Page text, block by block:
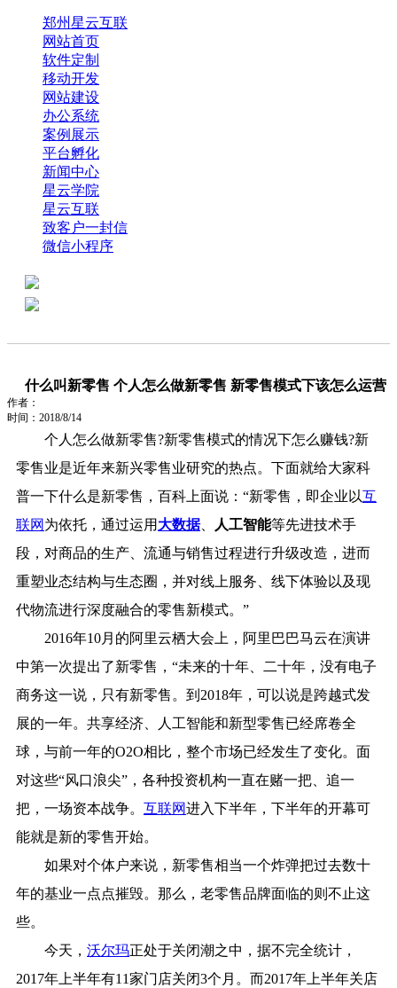
郑州星云互联
网站首页
软件定制
移动开发
网站建设
办公系统
案例展示
平台孵化
新闻中心
星云学院
星云互联
致客户一封信
微信小程序
什么叫新零售 个人怎么做新零售 新零售模式下该怎么运营
作者：
时间：2018/8/14
个人怎么做新零售?新零售模式的情况下怎么赚钱?新
零售业是近年来新兴零售业研究的热点。下面就给大家科
普一下什么是新零售，百科上面说：“新零售，即企业以互
联网 为依托，通过运用 大数据、 人工智能等先进技术手
段，对商品的生产、流通与销售过程进行升级改造，进而
重塑业态结构与生态圈，并对线上服务、线下体验以及现
代物流进行深度融合的零售新模式。”
2016年10月的阿里云栖大会上，阿里巴巴马云在演讲
中第一次提出了新零售，“未来的十年、二十年，没有电子
商务这一说，只有新零售。到2018年，可以说是跨越式发
展的一年。共享经济、人工智能和新型零售已经席卷全
球，与前一年的O2O相比，整个市场已经发生了变化。面
对这些“风口浪尖”，各种投资机构一直在赌一把、追一
把，一场资本战争。 互联网进入下半年，下半年的开幕可
能就是新的零售开始。
如果对个体户来说，新零售相当一个炸弹把过去数十
年的基业一点点摧毁。那么，老零售品牌面临的则不止这
些。
今天， 沃尔玛正处于关闭潮之中，据不完全统计，
2017年上半年有11家门店关闭3个月。而2017年上半年关店